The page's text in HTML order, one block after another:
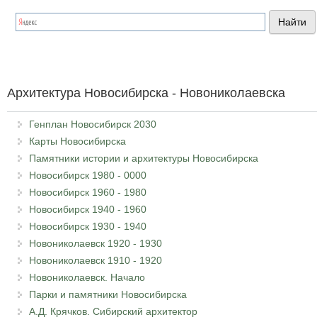
Архитектура Новосибирска - Новониколаевска
Генплан Новосибирск 2030
Карты Новосибирска
Памятники истории и архитектуры Новосибирска
Новосибирск 1980 - 0000
Новосибирск 1960 - 1980
Новосибирск 1940 - 1960
Новосибирск 1930 - 1940
Новониколаевск 1920 - 1930
Новониколаевск 1910 - 1920
Новониколаевск. Начало
Парки и памятники Новосибирска
А.Д. Крячков. Сибирский архитектор